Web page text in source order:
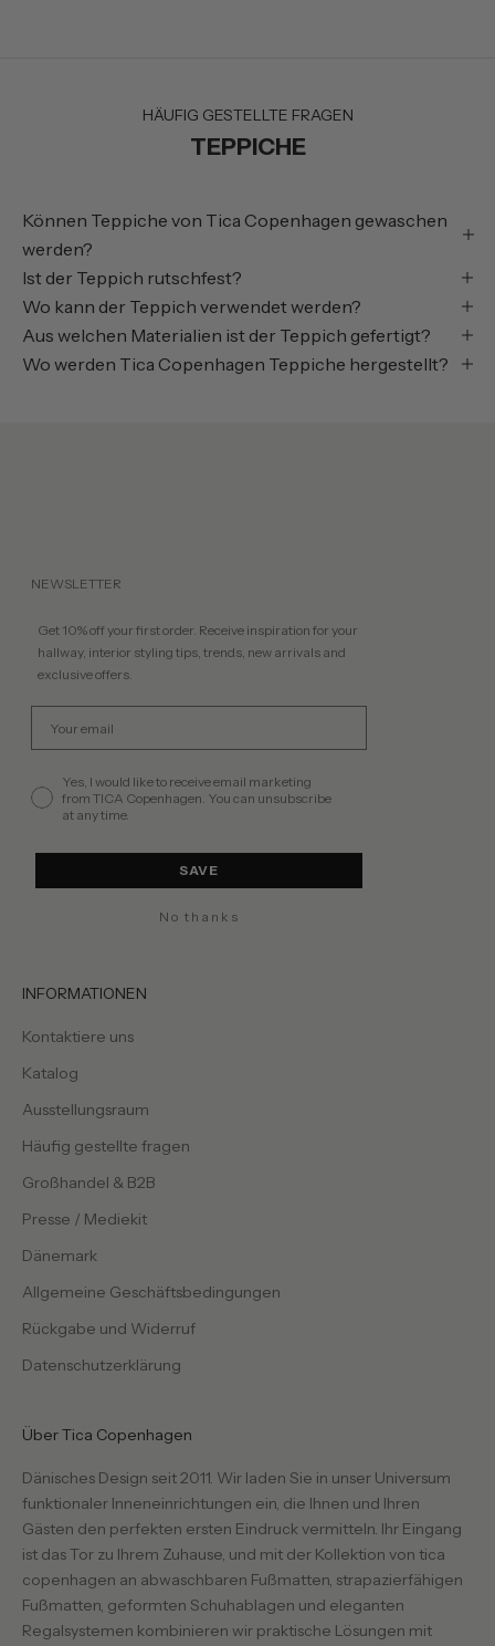
HÄUFIG GESTELLTE FRAGEN
TEPPICHE
Können Teppiche von Tica Copenhagen gewaschen
werden?
Ist der Teppich rutschfest?
Wo kann der Teppich verwendet werden?
Aus welchen Materialien ist der Teppich gefertigt?
Wo werden Tica Copenhagen Teppiche hergestellt?
NEWSLETTER
Get 10% off your first order. Receive inspiration for your
hallway, interior styling tips, trends, new arrivals and
exclusive offers.
permission
Yes, I would like to receive email marketing
from TICA Copenhagen. You can unsubscribe
at any time.
SAVE
No thanks
INFORMATIONEN
Kontaktiere uns
Katalog
Ausstellungsraum
Häufig gestellte fragen
Großhandel & B2B
Presse / Mediekit
Dänemark
Allgemeine Geschäftsbedingungen
Rückgabe und Widerruf
Datenschutzerklärung
Über Tica Copenhagen
Dänisches Design seit 2011. Wir laden Sie in unser Universum
funktionaler Inneneinrichtungen ein, die Ihnen und Ihren
Gästen den perfekten ersten Eindruck vermitteln. Ihr Eingang
ist das Tor zu Ihrem Zuhause, und mit der Kollektion von tica
copenhagen an abwaschbaren Fußmatten, strapazierfähigen
Fußmatten, geformten Schuhablagen und eleganten
Regalsystemen kombinieren wir praktische Lösungen mit